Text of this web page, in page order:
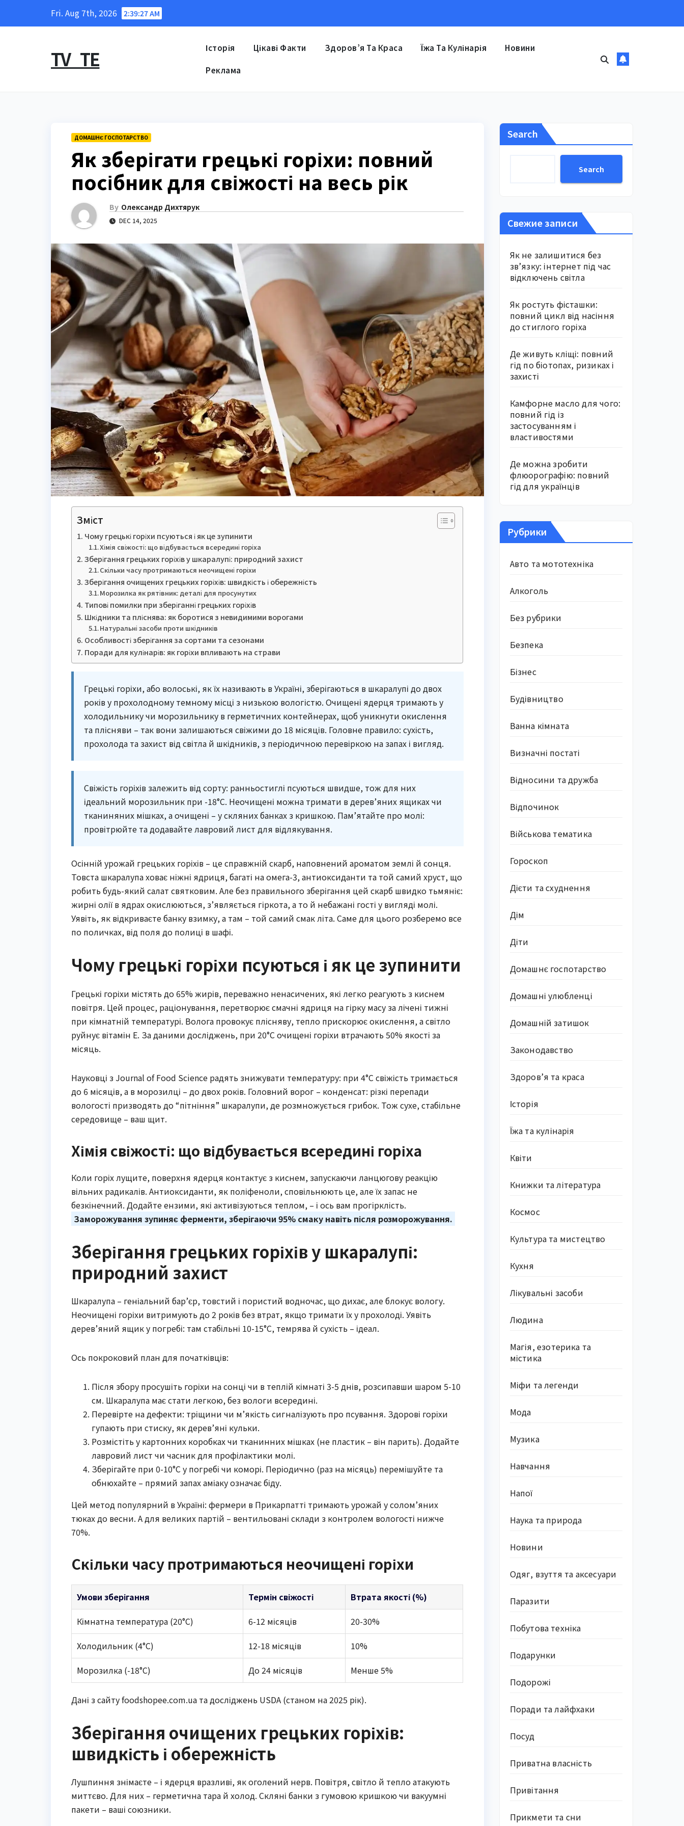
Fri. Aug 7th, 2026 2:39:28 AM
TV_TE Історія Цікаві Факти Здоров’я Та Краса Їжа Та Кулінарія Новини
Реклама
ДОМАШНЄ ГОСПОТАРСТВО
Як зберігати грецькі горіхи: повний
посібник для свіжості на весь рік
By Олександр Дихтярук
DEC 14, 2025
Зміст
Чому грецькі горіхи псуються і як це зупинити
Хімія свіжості: що відбувається всередині горіха
Зберігання грецьких горіхів у шкаралупі: природний захист
Скільки часу протримаються неочищені горіхи
Зберігання очищених грецьких горіхів: швидкість і обережність
Морозилка як рятівник: деталі для просунутих
Типові помилки при зберіганні грецьких горіхів
Шкідники та пліснява: як боротися з невидимими ворогами
Натуральні засоби проти шкідників
Особливості зберігання за сортами та сезонами
Поради для кулінарів: як горіхи впливають на страви
Грецькі горіхи, або волоські, як їх називають в Україні, зберігаються в шкаралупі до двох
років у прохолодному темному місці з низькою вологістю. Очищені ядерця тримають у
холодильнику чи морозильнику в герметичних контейнерах, щоб уникнути окислення
та плісняви – так вони залишаються свіжими до 18 місяців. Головне правило: сухість,
прохолода та захист від світла й шкідників, з періодичною перевіркою на запах і вигляд.
Свіжість горіхів залежить від сорту: ранньостиглі псуються швидше, тож для них
ідеальний морозильник при -18°C. Неочищені можна тримати в дерев’яних ящиках чи
тканиняних мішках, а очищені – у скляних банках з кришкою. Пам’ятайте про молі:
провітрюйте та додавайте лавровий лист для відлякування.
Осінній урожай грецьких горіхів – це справжній скарб, наповнений ароматом землі й сонця.
Товста шкаралупа ховає ніжні ядриця, багаті на омега-3, антиоксиданти та той самий хруст, що
робить будь-який салат святковим. Але без правильного зберігання цей скарб швидко тьмяніє:
жирні олії в ядрах окислюються, з’являється гіркота, а то й небажані гості у вигляді молі.
Уявіть, як відкриваєте банку взимку, а там – той самий смак літа. Саме для цього розберемо все
по поличках, від поля до полиці в шафі.
Чому грецькі горіхи псуються і як це зупинити
Грецькі горіхи містять до 65% жирів, переважно ненасичених, які легко реагують з киснем
повітря. Цей процес, раціонування, перетворює смачні ядриця на гірку масу за лічені тижні
при кімнатній температурі. Волога провокує плісняву, тепло прискорює окислення, а світло
руйнує вітамін Е. За даними досліджень, при 20°C очищені горіхи втрачають 50% якості за
місяць.
Науковці з Journal of Food Science радять знижувати температуру: при 4°C свіжість тримається
до 6 місяців, а в морозилці – до двох років. Головний ворог – конденсат: різкі перепади
вологості призводять до “пітніння” шкаралупи, де розмножується грибок. Тож сухе, стабільне
середовище – ваш щит.
Хімія свіжості: що відбувається всередині горіха
Коли горіх лущите, поверхня ядерця контактує з киснем, запускаючи ланцюгову реакцію
вільних радикалів. Антиоксиданти, як поліфеноли, сповільнюють це, але їх запас не
безкінечний. Додайте ензими, які активізуються теплом, – і ось вам прогірклість.
Заморожування зупиняє ферменти, зберігаючи 95% смаку навіть після розморожування.
Зберігання грецьких горіхів у шкаралупі:
природний захист
Шкаралупа – геніальний бар’єр, товстий і пористий водночас, що дихає, але блокує вологу.
Неочищені горіхи витримують до 2 років без втрат, якщо тримати їх у прохолоді. Уявіть
дерев’яний ящик у погребі: там стабільні 10-15°C, темрява й сухість – ідеал.
Ось покроковий план для початківців:
Після збору просушіть горіхи на сонці чи в теплій кімнаті 3-5 днів, розсипавши шаром 5-10
см. Шкаралупа має стати легкою, без вологи всередині.
Перевірте на дефекти: тріщини чи м’якість сигналізують про псування. Здорові горіхи
гупають при стиску, як дерев’яні кульки.
Розмістіть у картонних коробках чи тканинних мішках (не пластик – він парить). Додайте
лавровий лист чи часник для профілактики молі.
Зберігайте при 0-10°C у погребі чи коморі. Періодично (раз на місяць) перемішуйте та
обнюхайте – прямий запах аміаку означає біду.
Цей метод популярний в Україні: фермери в Прикарпатті тримають урожай у солом’яних
тюках до весни. А для великих партій – вентильовані склади з контролем вологості нижче
70%.
Скільки часу протримаються неочищені горіхи
Умови зберігання Термін свіжості
Втрата якості (%)
Кімнатна температура (20°C)
6-12 місяців
20-30%
Холодильник (4°C)
12-18 місяців
10%
Морозилка (-18°C)
До 24 місяців Менше 5%
Дані з сайту foodshopee.com.ua та досліджень USDA (станом на 2025 рік).
Зберігання очищених грецьких горіхів:
швидкість і обережність
Лушпиння знімаєте – і ядерця вразливі, як оголений нерв. Повітря, світло й тепло атакують
миттєво. Для них – герметична тара й холод. Скляні банки з гумовою кришкою чи вакуумні
пакети – ваші союзники.
Search
Search
Свежие записи
Як не залишитися без
зв’язку: інтернет під час
відключень світла
Як ростуть фісташки:
повний цикл від насіння
до стиглого горіха
Де живуть кліщі: повний
гід по біотопах, ризиках і
захисті
Камфорне масло для чого:
повний гід із
застосуванням і
властивостями
Де можна зробити
флюорографію: повний
гід для українців
Рубрики
Авто та мототехніка
Алкоголь
Без рубрики
Безпека
Бізнес
Будівництво
Ванна кімната
Визначні постаті
Відносини та дружба
Відпочинок
Військова тематика
Гороскоп
Дієти та схуднення
Дім
Діти
Домашнє госпотарство
Домашні улюбленці
Домашній затишок
Законодавство
Здоров’я та краса
Історія
Їжа та кулінарія
Квіти
Книжки та література
Космос
Культура та мистецтво
Кухня
Лікувальні засоби
Людина
Магія, езотерика та
містика
Міфи та легенди
Мода
Музика
Навчання
Напої
Наука та природа
Новини
Одяг, взуття та аксесуари
Паразити
Побутова техніка
Подарунки
Подорожі
Поради та лайфхаки
Посуд
Приватна власність
Привітання
Прикмети та сни